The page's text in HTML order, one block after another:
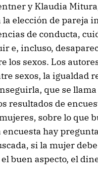
y Klaudia
elección de pareja
de conducta,
e, incluso,
los sexos. Los
sexos, la igualdad
que se llama
resultados de
sobre lo que
encuesta hay
si la mujer
buen aspecto, el